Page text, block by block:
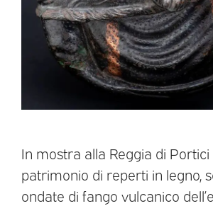
In mostra alla Reggia di Portici
patrimonio di reperti in legno,
ondate di fango vulcanico